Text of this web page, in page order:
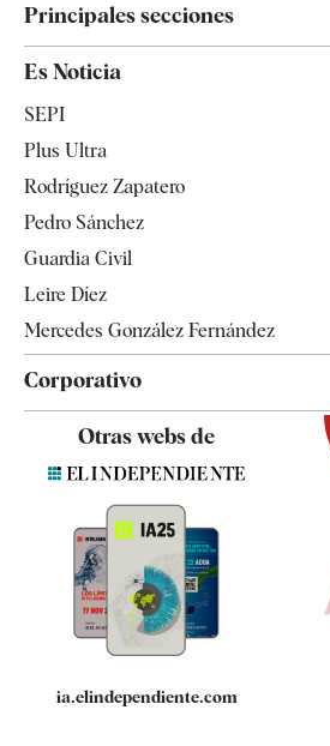
Principales secciones
Televisión
Es Noticia
SEPI
Plus Ultra
Rodríguez Zapatero
Pedro Sánchez
Guardia Civil
Leire Díez
Mercedes González Fernández
Corporativo
Quiénes somos
Especificaciones
Otras webs de
ia.elindependiente.com